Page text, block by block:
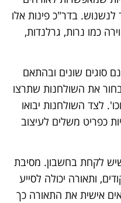
לנשנוש. בדר"כ פינות אלו
כמו נרות, גרלנדות,
סוגים שונים ובהתאם
את השולחנות שתרצו
לצד השולחנות יבואו
כפריט משלים לעיצוב
לקחת בחשבון. מסיבת
ותאורה יכולה לסייע
אישית את התאורה כך